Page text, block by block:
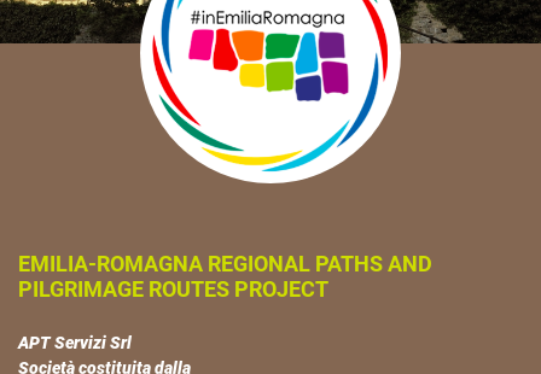
EMILIA-ROMAGNA REGIONAL PATHS AND
PILGRIMAGE ROUTES PROJECT
APT Servizi Srl
Società costituita dalla